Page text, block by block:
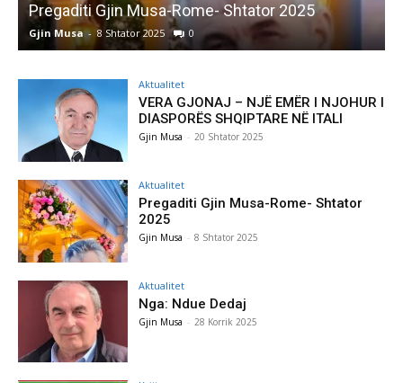
Pregaditi Gjin Musa-Rome- Shtator 2025
Gjin Musa - 8 Shtator 2025 0
Aktualitet
VERA GJONAJ – NJË EMËR I NJOHUR I
DIASPORËS SHQIPTARE NË ITALI
Gjin Musa - 20 Shtator 2025
Aktualitet
Pregaditi Gjin Musa-Rome- Shtator
2025
Gjin Musa - 8 Shtator 2025
Aktualitet
Nga: Ndue Dedaj
Gjin Musa - 28 Korrik 2025